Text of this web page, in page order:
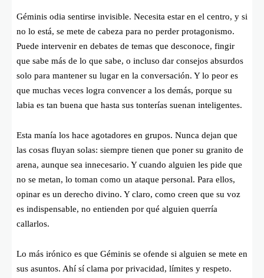
Géminis odia sentirse invisible. Necesita estar en el centro, y si
no lo está, se mete de cabeza para no perder protagonismo.
Puede intervenir en debates de temas que desconoce, fingir
que sabe más de lo que sabe, o incluso dar consejos absurdos
solo para mantener su lugar en la conversación. Y lo peor es
que muchas veces logra convencer a los demás, porque su
labia es tan buena que hasta sus tonterías suenan inteligentes.
Esta manía los hace agotadores en grupos. Nunca dejan que
las cosas fluyan solas: siempre tienen que poner su granito de
arena, aunque sea innecesario. Y cuando alguien les pide que
no se metan, lo toman como un ataque personal. Para ellos,
opinar es un derecho divino. Y claro, como creen que su voz
es indispensable, no entienden por qué alguien querría
callarlos.
Lo más irónico es que Géminis se ofende si alguien se mete en
sus asuntos. Ahí sí clama por privacidad, límites y respeto.